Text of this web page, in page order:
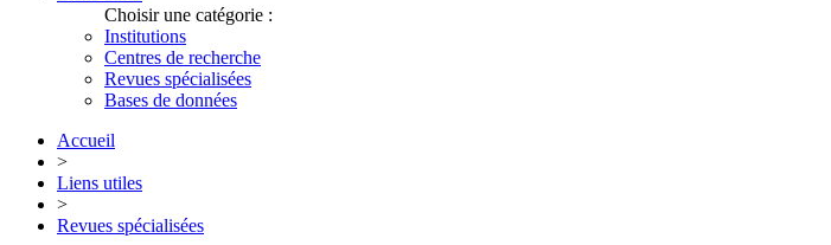
Choisir une catégorie :
Institutions
Centres de recherche
Revues spécialisées
Bases de données
Accueil
>
Liens utiles
>
Revues spécialisées